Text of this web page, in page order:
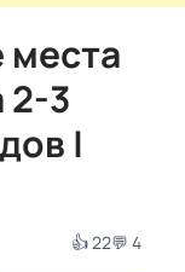
места
2-3
|
👍 22💬 4